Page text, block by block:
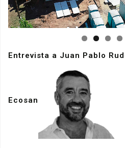
Entrevista a Juan Pablo
Ecosan